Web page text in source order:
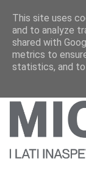
This site uses
and to analyze
shared with
metrics to
statistics, and